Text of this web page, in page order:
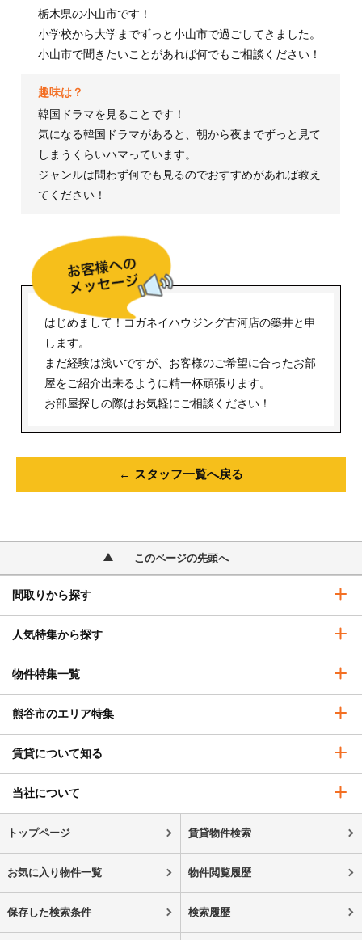
栃木県の小山市です！
小学校から大学までずっと小山市で過ごしてきました。
小山市で聞きたいことがあれば何でもご相談ください！
趣味は？
韓国ドラマを見ることです！
気になる韓国ドラマがあると、朝から夜までずっと見て
しまうくらいハマっています。
ジャンルは問わず何でも見るのでおすすめがあれば教え
てください！
はじめまして！コガネイハウジング古河店の築井と申
します。
まだ経験は浅いですが、お客様のご希望に合ったお部
屋をご紹介出来るように精一杯頑張ります。
お部屋探しの際はお気軽にご相談ください！
← スタッフ一覧へ戻る
このページの先頭へ
間取りから探す
人気特集から探す
物件特集一覧
熊谷市のエリア特集
賃貸について知る
当社について
トップページ 賃貸物件検索
お気に入り物件一覧 物件閲覧履歴
保存した検索条件 検索履歴